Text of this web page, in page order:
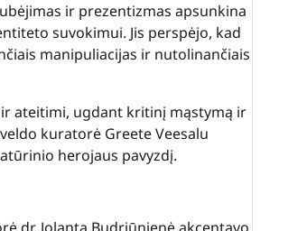
ir prezentizmas apsunkina
suvokimui. Jis perspėjo, kad
manipuliacijas ir nutolinančiais
ateitimi, ugdant kritinį mąstymą ir
kuratorė Greete Veesalu
herojaus pavyzdį.